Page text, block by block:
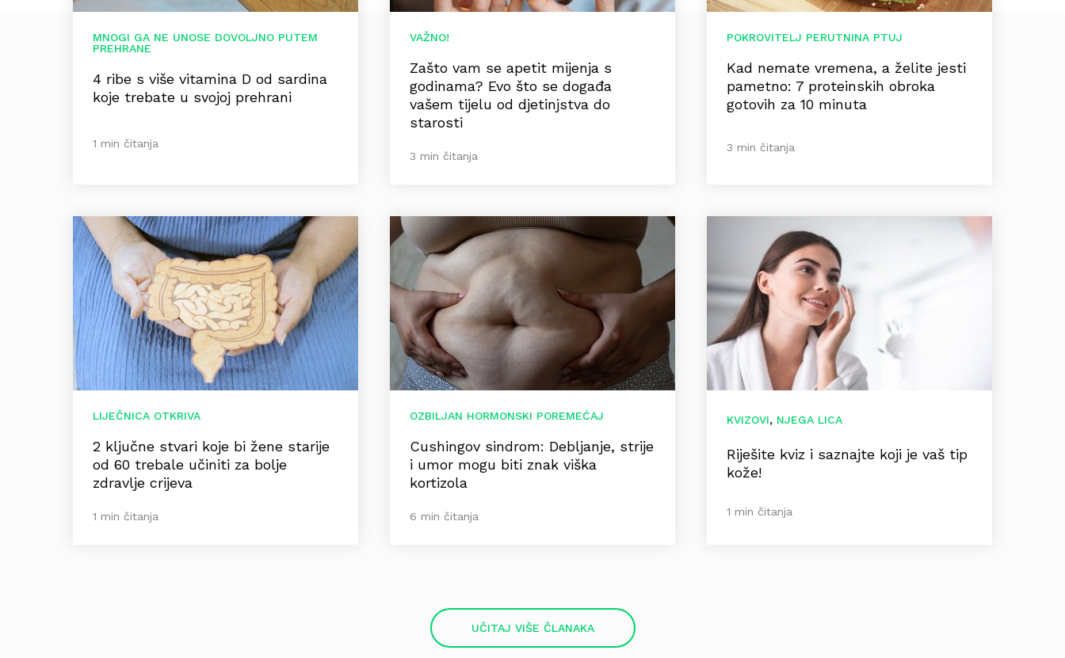
MNOGI GA NE UNOSE DOVOLJNO PUTEM
PREHRANE
4 ribe s više vitamina D od sardina
koje trebate u svojoj prehrani
1 min čitanja
VAŽNO!
Zašto vam se apetit mijenja s
godinama? Evo što se događa
vašem tijelu od djetinjstva do
starosti
3 min čitanja
POKROVITELJ PERUTNINA PTUJ
Kad nemate vremena, a želite jesti
pametno: 7 proteinskih obroka
gotovih za 10 minuta
3 min čitanja
LIJEČNICA OTKRIVA
2 ključne stvari koje bi žene starije
od 60 trebale učiniti za bolje
zdravlje crijeva
1 min čitanja
OZBILJAN HORMONSKI POREMEĆAJ
Cushingov sindrom: Debljanje, strije
i umor mogu biti znak viška
kortizola
6 min čitanja
KVIZOVI, NJEGA LICA
Riješite kviz i saznajte koji je vaš tip
kože!
1 min čitanja
UČITAJ VIŠE ČLANAKA